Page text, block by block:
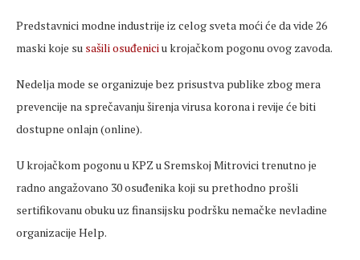
Predstavnici modne industrije iz celog sveta moći će da vide 26
maski koje su sašili osuđeniciu krojačkom pogonu ovog zavoda.
Nedelja mode se organizuje bez prisustva publike zbog mera
prevencije na sprečavanju širenja virusa korona i revije će biti
dostupne onlajn (online).
U krojačkom pogonu u KPZ u Sremskoj Mitrovici trenutno je
radno angažovano 30 osuđenika koji su prethodno prošli
sertifikovanu obuku uz finansijsku podršku nemačke nevladine
organizacije Help.